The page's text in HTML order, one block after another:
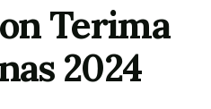
Terima
2024